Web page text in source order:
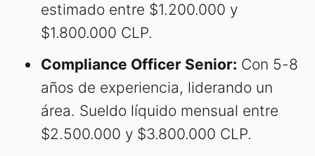
estimado entre $1.200.000 y
$1.800.000 CLP.
Compliance Officer Senior: Con 5-8
años de experiencia, liderando un
área. Sueldo líquido mensual entre
$2.500.000 y $3.800.000 CLP.